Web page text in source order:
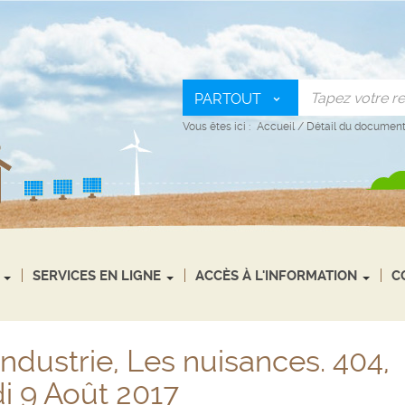
PARTOUT
Vous êtes ici : Accueil / Détail du document
SERVICES EN LIGNE ACCÈS À L'INFORMATION
Les nuisances. 404,
9 Août 2017